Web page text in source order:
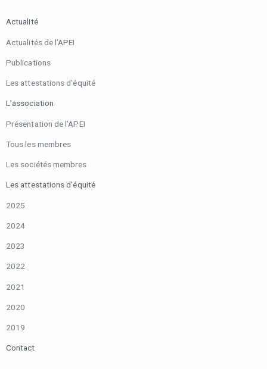
Actualité
Actualités de l’APEI
Publications
Les attestations d’équité
L’association
Présentation de l’APEI
Tous les membres
Les sociétés membres
Les attestations d’équité
2025
2024
2023
2022
2021
2020
2019
Contact